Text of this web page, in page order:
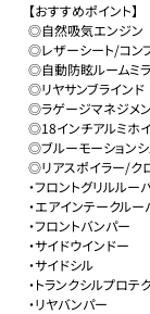
【おすすめポイント】
◎自然吸気エンジン
◎レザーシート/コン
◎自動防眩ルームミ
◎リヤサンブラインド
◎ラゲージマネジメ
◎18インチアルミホ
◎ブルーモーション
◎リアスポイラー/ク
・フロントグリルルー
・エアインテークルー
・フロントバンパー
・サイドウインドー
・サイドシル
・トランクシルプロテ
・リヤバンパー